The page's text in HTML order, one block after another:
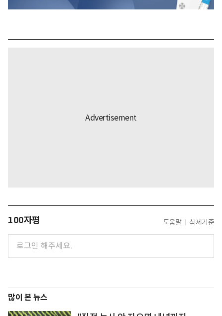
100자평 도움말 삭제기준
많이 본 뉴스